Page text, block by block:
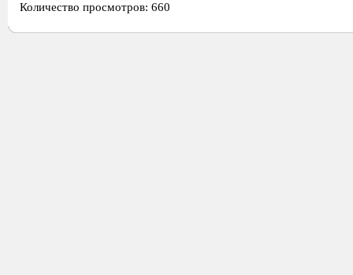
Количество просмотров: 660